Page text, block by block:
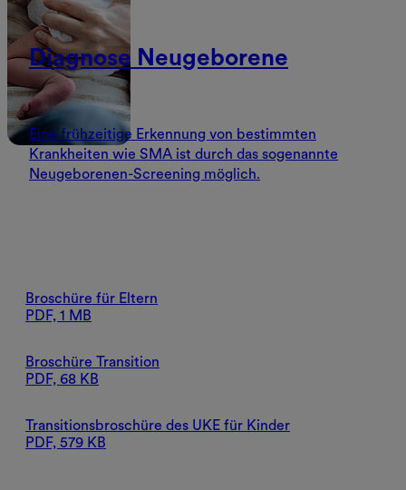
Diagnose Neugeborene
Eine frühzeitige Erkennung von bestimmten
Krankheiten wie SMA ist durch das sogenannte
Neugeborenen-Screening möglich.
Broschüre für Eltern
PDF, 1 MB
Broschüre Transition
PDF, 68 KB
Transitionsbroschüre des UKE für Kinder
PDF, 579 KB